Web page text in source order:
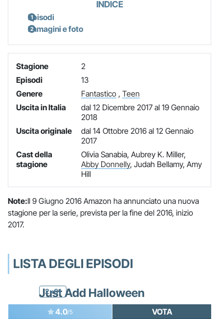
INDICE
Episodi
Immagini e foto
Stagione
2
Episodi
13
Genere
Fantastico, Teen
Uscita in Italia
dal 12 Dicembre 2017 al 19 Gennaio
2018
Uscita originale
dal 14 Ottobre 2016 al 12 Gennaio
2017
Cast della
stagione
Olivia Sanabia, Aubrey K. Miller,
Abby Donnelly, Judah Bellamy, Amy
Hill
Note:Il 9 Giugno 2016 Amazon ha annunciato una nuova
stagione per la serie, prevista per la fine del 2016, inizio
2017.
LISTA DEGLI EPISODI
2x01
Just Add Halloween
4.0/5 VOTA